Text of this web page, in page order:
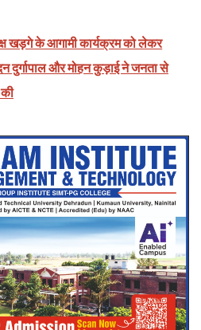
खड़गे के आगामी कार्यक्रम को लेकर
दुर्गापाल और मोहन कुड़ाई ने जनता से